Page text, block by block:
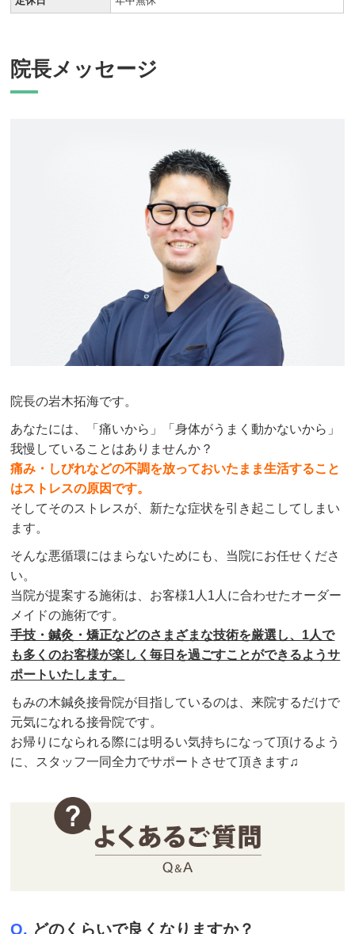
院長メッセージ
院長の岩木拓海です。
あなたには、「痛いから」「身体がうまく動かないから」
我慢していることはありませんか？
痛み・しびれなどの不調を放っておいたまま生活すること
はストレスの原因です。
そしてそのストレスが、新たな症状を引き起こしてしまい
ます。
そんな悪循環にはまらないためにも、当院にお任せくださ
い。
当院が提案する施術は、お客様1人1人に合わせたオーダー
メイドの施術です。
手技・鍼灸・矯正などのさまざまな技術を厳選し、1人で
も多くのお客様が楽しく毎日を過ごすことができるようサ
ポートいたします。
もみの木鍼灸接骨院が目指しているのは、来院するだけで
元気になれる接骨院です。
お帰りになられる際には明るい気持ちになって頂けるよう
に、スタッフ一同全力でサポートさせて頂きます♫
Q. どのくらいで良くなりますか？